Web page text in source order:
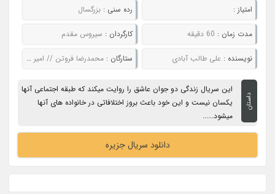
امتیاز : رده سنی : بزرگسال
مدت زمان : 60 دقیقه کارگردان : سیروس مقدم
نویسنده :علی طالب آبادی ستارگان : محمدرضا فروتن // امیر مقاره // شادی مختاری // هنگامه قاضیانی // میترا حجار
داستان
این سریال زندگی دو جوان عاشق را روایت میکند که طبقه اجتماعی آنها
یکسان نیست و این خود باعث بروز اختلافاتی در خانواده های آنها
میشود......
دانلود سریال جزیره